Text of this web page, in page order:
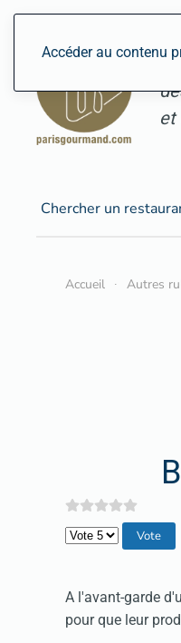
Accéder au contenu
et
Chercher un
Accueil Autres
Veuillez voter
A l'avant-garde
pour que leur